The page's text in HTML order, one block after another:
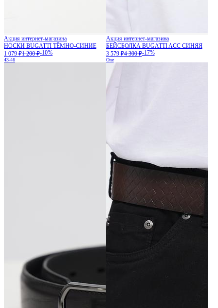
Акция интернет-магазина
НОСКИ BUGATTI ТЁМНО-СИНИЕ
1 079 ₽1 200 ₽-10%
43-46
Акция интернет-магазина
БЕЙСБОЛКА BUGATTI ACC СИНЯЯ
3 579 ₽4 300 ₽-17%
One